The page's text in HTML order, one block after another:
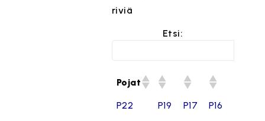
riviä
Etsi:
Pojat
P22 P19 P17 P16